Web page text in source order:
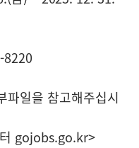
파일을 참고해주십시
gojobs.go.kr>